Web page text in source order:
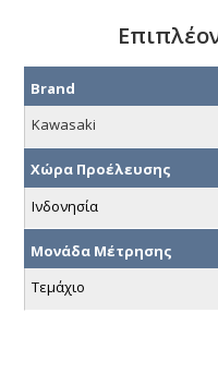
Brand
Kawasaki
Χώρα Προέλευσης
Ινδονησία
Μονάδα Μέτρησης
Τεμάχιο